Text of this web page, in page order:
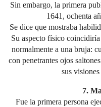
Sin embargo, la primera
1641, ochenta
Se dice que mostraba
Su aspecto físico
normalmente a una bruja:
con penetrantes ojos
sus
7.
Fue la primera persona